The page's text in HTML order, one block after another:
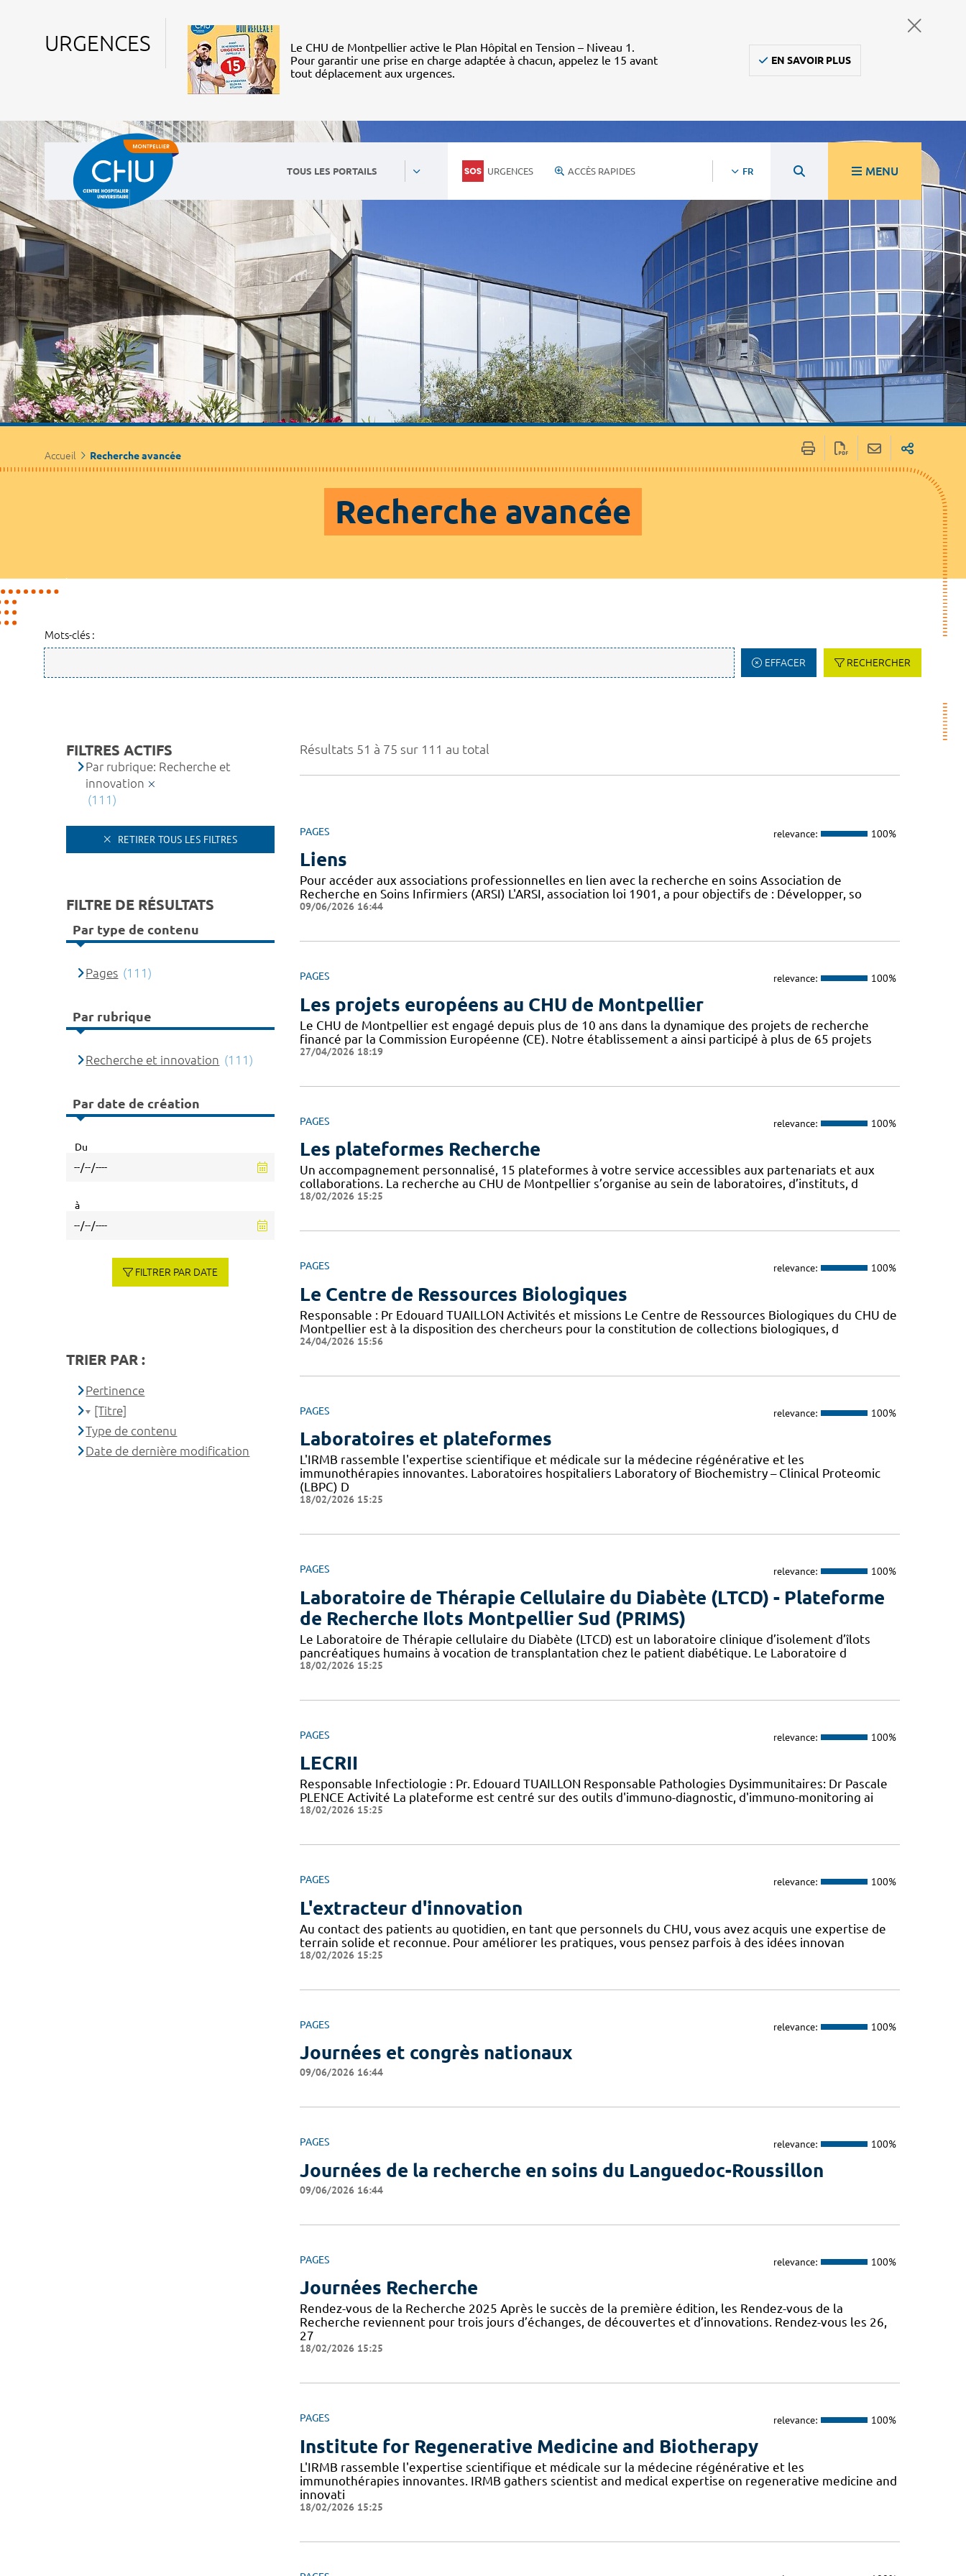
URGENCES
Le CHU de Montpellier active le Plan Hôpital en Tension – Niveau 1.
Pour garantir une prise en charge adaptée à chacun, appelez le 15 avant
tout déplacement aux urgences.
EN SAVOIR PLUS
TOUS LES PORTAILS URGENCES ACCÈS RAPIDES FR MENU
Accueil Recherche avancée
Recherche avancée
Mots-clés :
EFFACER RECHERCHER
Résultats 51 à 75 sur 111 au total
PAGES relevance: 100%
Liens
Pour accéder aux associations professionnelles en lien avec la recherche en soins Association de
Recherche en Soins Infirmiers (ARSI) L'ARSI, association loi 1901, a pour objectifs de : Développer, so
09/06/2026 16:44
PAGES relevance: 100%
Les projets européens au CHU de Montpellier
Le CHU de Montpellier est engagé depuis plus de 10 ans dans la dynamique des projets de recherche
financé par la Commission Européenne (CE). Notre établissement a ainsi participé à plus de 65 projets
27/04/2026 18:19
PAGES relevance: 100%
Les plateformes Recherche
Un accompagnement personnalisé, 15 plateformes à votre service accessibles aux partenariats et aux
collaborations. La recherche au CHU de Montpellier s’organise au sein de laboratoires, d’instituts, d
18/02/2026 15:25
PAGES relevance: 100%
Le Centre de Ressources Biologiques
Responsable : Pr Edouard TUAILLON Activités et missions Le Centre de Ressources Biologiques du CHU de
Montpellier est à la disposition des chercheurs pour la constitution de collections biologiques, d
24/04/2026 15:56
PAGES relevance: 100%
Laboratoires et plateformes
L'IRMB rassemble l'expertise scientifique et médicale sur la médecine régénérative et les
immunothérapies innovantes. Laboratoires hospitaliers Laboratory of Biochemistry – Clinical Proteomic
(LBPC) D
18/02/2026 15:25
PAGES relevance: 100%
Laboratoire de Thérapie Cellulaire du Diabète (LTCD) - Plateforme
de Recherche Ilots Montpellier Sud (PRIMS)
Le Laboratoire de Thérapie cellulaire du Diabète (LTCD) est un laboratoire clinique d’isolement d’îlots
pancréatiques humains à vocation de transplantation chez le patient diabétique. Le Laboratoire d
18/02/2026 15:25
PAGES relevance: 100%
LECRII
Responsable Infectiologie : Pr. Edouard TUAILLON Responsable Pathologies Dysimmunitaires: Dr Pascale
PLENCE Activité La plateforme est centré sur des outils d'immuno-diagnostic, d'immuno-monitoring ai
18/02/2026 15:25
PAGES relevance: 100%
L'extracteur d'innovation
Au contact des patients au quotidien, en tant que personnels du CHU, vous avez acquis une expertise de
terrain solide et reconnue. Pour améliorer les pratiques, vous pensez parfois à des idées innovan
18/02/2026 15:25
PAGES relevance: 100%
Journées et congrès nationaux
09/06/2026 16:44
PAGES relevance: 100%
Journées de la recherche en soins du Languedoc-Roussillon
09/06/2026 16:44
PAGES relevance: 100%
Journées Recherche
Rendez-vous de la Recherche 2025 Après le succès de la première édition, les Rendez-vous de la
Recherche reviennent pour trois jours d’échanges, de découvertes et d’innovations. Rendez-vous les 26,
27
18/02/2026 15:25
PAGES relevance: 100%
Institute for Regenerative Medicine and Biotherapy
L'IRMB rassemble l'expertise scientifique et médicale sur la médecine régénérative et les
immunothérapies innovantes. IRMB gathers scientist and medical expertise on regenerative medicine and
innovati
18/02/2026 15:25
FILTRES ACTIFS
Par rubrique: Recherche et
innovation
(111)
RETIRER TOUS LES FILTRES
FILTRE DE RÉSULTATS
Par type de contenu
Pages (111)
Par rubrique
Recherche et innovation (111)
Par date de création
Du
à
FILTRER PAR DATE
TRIER PAR :
Pertinence
[Titre]
Type de contenu
Date de dernière modification